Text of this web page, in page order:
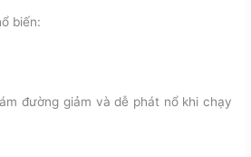
biến:
đường giảm và dễ phát nổ khi chạy